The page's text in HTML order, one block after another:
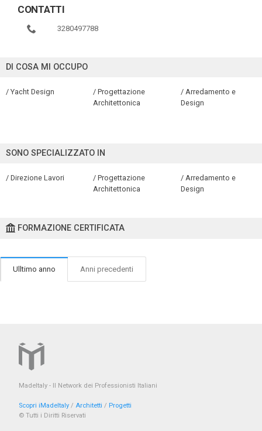
CONTATTI
3280497788
DI COSA MI OCCUPO
/ Yacht Design
/ Progettazione
Architettonica
/ Arredamento e
Design
SONO SPECIALIZZATO IN
/ Direzione Lavori
/ Progettazione
Architettonica
/ Arredamento e
Design
FORMAZIONE CERTIFICATA
Ulltimo anno Anni precedenti
MadeItaly - Il Network dei Professionisti Italiani
Scopri iMadeItaly / Architetti / Progetti
© Tutti i Diritti Riservati